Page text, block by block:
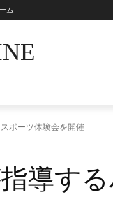
ム
ポーツ体験会を開催
導す